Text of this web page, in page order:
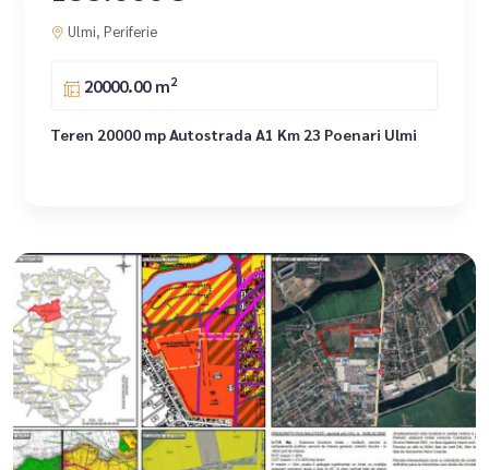
Ulmi, Periferie
20000.00 m2
Teren 20000 mp Autostrada A1 Km 23 Poenari Ulmi